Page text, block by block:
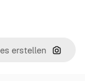
Nach